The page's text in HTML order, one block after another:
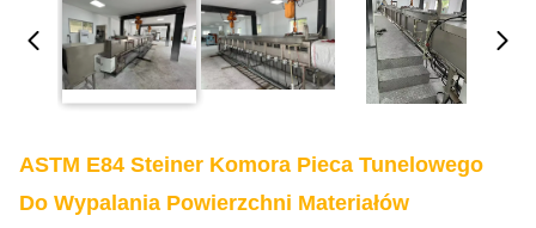
ASTM E84 Steiner Komora Pieca Tunelowego
Do Wypalania Powierzchni Materiałów